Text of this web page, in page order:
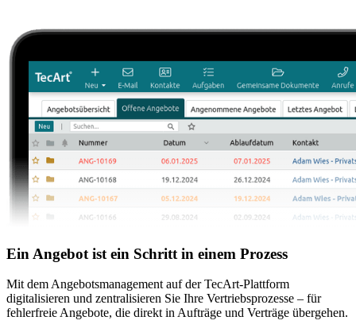
Ein Angebot ist ein Schritt in einem Prozess
Mit dem Angebotsmanagement auf der TecArt-Plattform
digitalisieren und zentralisieren Sie Ihre Vertriebsprozesse – für
fehlerfreie Angebote, die direkt in Aufträge und Verträge übergehen.